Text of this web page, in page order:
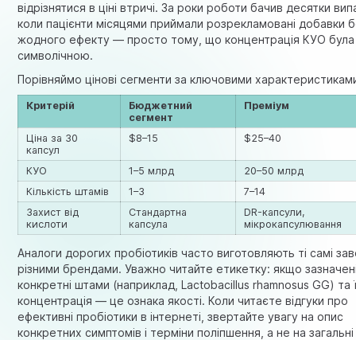
відрізнятися в ціні втричі. За роки роботи бачив десятки
коли пацієнти місяцями приймали розрекламовані добавки
жодного ефекту — просто тому, що концентрація КУО була
символічною.
Порівняймо цінові сегменти за ключовими
Критерій
Бюджетний
сегмент
Преміум
Ціна за 30
капсул
$8–15 $25–40
КУО 1–5 млрд
20–50 млрд
Кількість штамів
1–3
7–14
Захист від
кислоти
Стандартна
капсула
DR-капсули,
мікрокапсулювання
Аналоги дорогих пробіотиків часто виготовляють ті самі
різними брендами. Уважно читайте етикетку: якщо
конкретні штами (наприклад, Lactobacillus rhamnosus GG) та
концентрація — це ознака якості. Коли читаєте відгуки про
ефективні пробіотики в інтернеті, звертайте увагу на опис
конкретних симптомів і терміни поліпшення, а не на